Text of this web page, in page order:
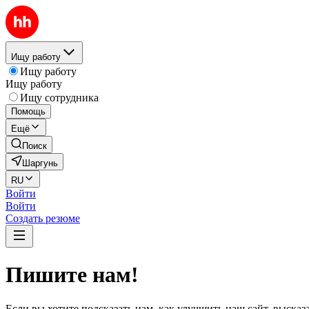
Ищу работу
Ищу работу
Ищу работу
Ищу сотрудника
Помощь
Ещё
Поиск
Шаргунь
RU
Войти
Войти
Создать резюме
Пишите нам!